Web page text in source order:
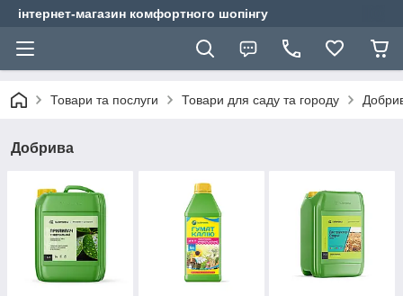
інтернет-магазин комфортного шопінгу
Товари та послуги Товари для саду та городу
Добрива